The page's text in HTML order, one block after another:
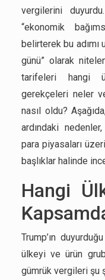
vergilerini
“ekonomik
belirterek bu adımı
günü” olarak
tarifeleri hangi
gerekçeleri neler
nasıl oldu?
ardındaki
para piyasaları
başlıklar halinde
Hangi
Trump’ın
ülkeyi ve ürün
gümrük vergileri şu